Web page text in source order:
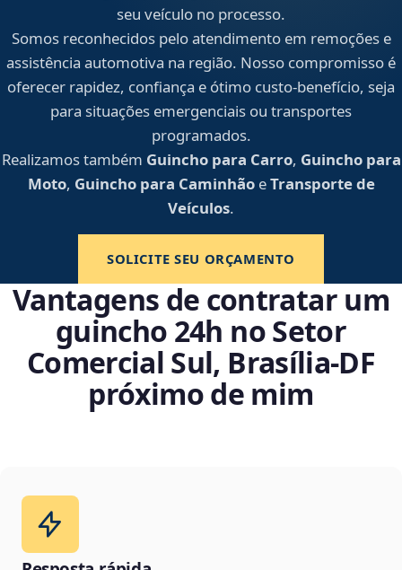
seu veículo no processo.
Somos reconhecidos pelo atendimento em remoções e
assistência automotiva na região. Nosso compromisso é
oferecer rapidez, confiança e ótimo custo-benefício, seja
para situações emergenciais ou transportes
programados.
Realizamos também Guincho para Carro, Guincho para
Moto, Guincho para CaminhãoeTransporte de
Veículos.
SOLICITE SEU ORÇAMENTO
Vantagens de contratar um
guincho 24h no Setor
Comercial Sul, Brasília‑DF
próximo de mim